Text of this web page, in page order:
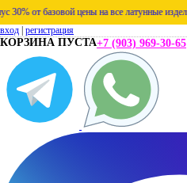
от базовой цены на все латунные изделия!!!
вход регистрация
КОРЗИНА ПУСТА+7 (903) 969-30-65